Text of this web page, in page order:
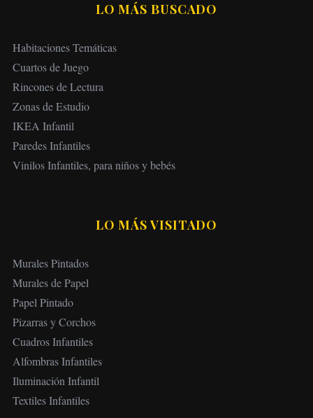
LO MÁS BUSCADO
Habitaciones Temáticas
Cuartos de Juego
Rincones de Lectura
Zonas de Estudio
IKEA Infantil
Paredes Infantiles
Vinilos Infantiles, para niños y bebés
LO MÁS VISITADO
Murales Pintados
Murales de Papel
Papel Pintado
Pizarras y Corchos
Cuadros Infantiles
Alfombras Infantiles
Iluminación Infantil
Textiles Infantiles